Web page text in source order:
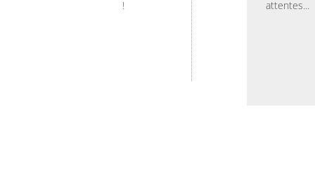
!
attentes...